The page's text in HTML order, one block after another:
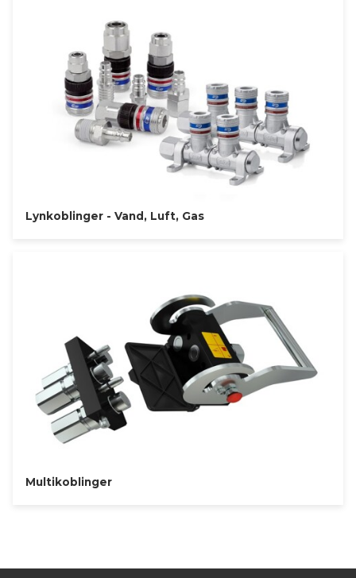
Lynkoblinger - Vand, Luft, Gas
Multikoblinger